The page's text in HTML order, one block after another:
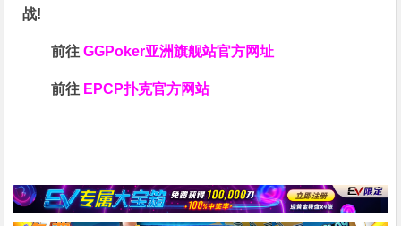
战!
前往GGPoker亚洲旗舰站官方网址
前往 EPCP扑克官方网站